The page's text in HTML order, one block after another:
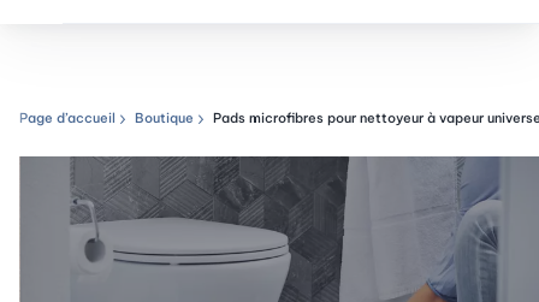
Chemin de navigation
Page d’accueil Boutique Pads microfibres pour nettoyeur à vapeur